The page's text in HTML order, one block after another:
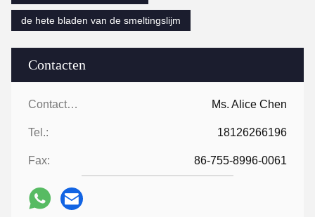
Contacten
Contacten: Ms. Alice Chen
Tel.: 18126266196
Fax: 86-755-8996-0061
de hete bladen van de smeltingslijm